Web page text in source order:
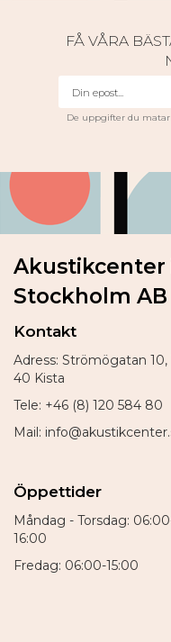
FÅ VÅRA
De uppgifter du
Akustikcenter
Stockholm AB
Kontakt
Adress: Strömögatan 10,
40 Kista
Tele: +46 (8) 120 584 80
Mail:
Öppettider
Måndag - Torsdag:
16:00
Fredag: 06:00-15:00